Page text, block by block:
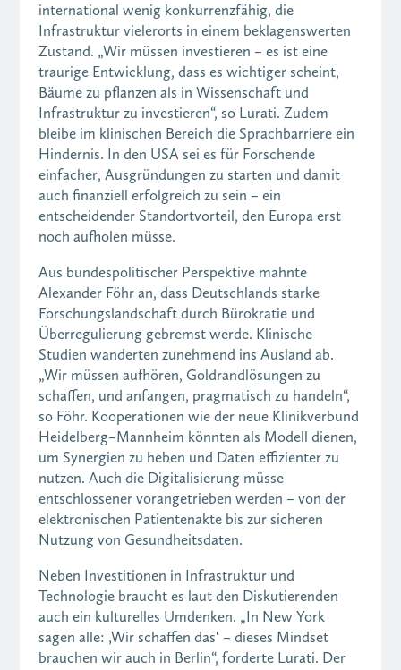
international wenig konkurrenzfähig, die
Infrastruktur vielerorts in einem beklagenswerten
Zustand. „Wir müssen investieren – es ist eine
traurige Entwicklung, dass es wichtiger scheint,
Bäume zu pflanzen als in Wissenschaft und
Infrastruktur zu investieren“, so Lurati. Zudem
bleibe im klinischen Bereich die Sprachbarriere ein
Hindernis. In den USA sei es für Forschende
einfacher, Ausgründungen zu starten und damit
auch finanziell erfolgreich zu sein – ein
entscheidender Standortvorteil, den Europa erst
noch aufholen müsse.
Aus bundespolitischer Perspektive mahnte
Alexander Föhr an, dass Deutschlands starke
Forschungslandschaft durch Bürokratie und
Überregulierung gebremst werde. Klinische
Studien wanderten zunehmend ins Ausland ab.
„Wir müssen aufhören, Goldrandlösungen zu
schaffen, und anfangen, pragmatisch zu handeln“,
so Föhr. Kooperationen wie der neue Klinikverbund
Heidelberg–Mannheim könnten als Modell dienen,
um Synergien zu heben und Daten effizienter zu
nutzen. Auch die Digitalisierung müsse
entschlossener vorangetrieben werden – von der
elektronischen Patientenakte bis zur sicheren
Nutzung von Gesundheitsdaten.
Neben Investitionen in Infrastruktur und
Technologie braucht es laut den Diskutierenden
auch ein kulturelles Umdenken. „In New York
sagen alle: ‚Wir schaffen das‘ – dieses Mindset
brauchen wir auch in Berlin“, forderte Lurati. Der